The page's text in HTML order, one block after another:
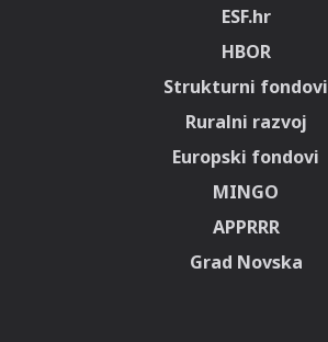
ESF.hr
HBOR
Strukturni fondovi
Ruralni razvoj
Europski fondovi
MINGO
APPRRR
Grad Novska